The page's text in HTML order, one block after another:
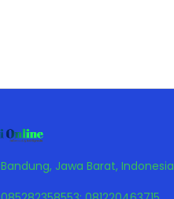
Bandung, Jawa Barat, Indonesia